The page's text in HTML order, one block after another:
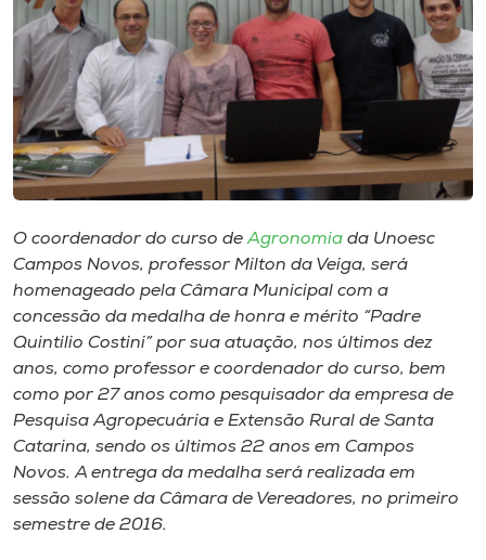
Rádio
Museu
Unoesc
Selecione
A+
A-
O coordenador do curso deAgronomia da Unoesc
Campos Novos, professor Milton da Veiga, será
homenageado pela Câmara Municipal com a
concessão da medalha de honra e mérito “Padre
Quintilio Costini” por sua atuação, nos últimos dez
anos, como professor e coordenador do curso, bem
como por 27 anos como pesquisador da empresa de
Pesquisa Agropecuária e Extensão Rural de Santa
Catarina, sendo os últimos 22 anos em Campos
Novos. A entrega da medalha será realizada em
sessão solene da Câmara de Vereadores, no primeiro
semestre de 2016.